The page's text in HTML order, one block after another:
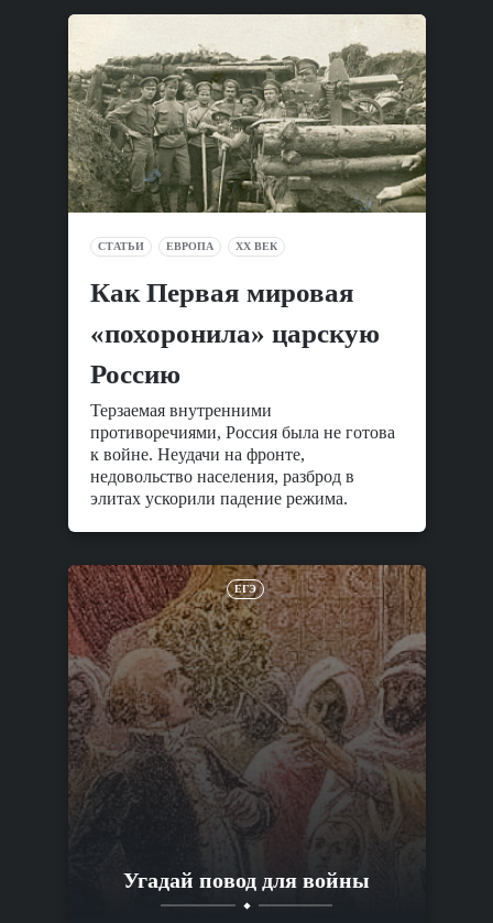
СТАТЬИ ЕВРОПА XX ВЕК
Как Первая мировая
«похоронила» царскую
Россию
Терзаемая внутренними
противоречиями, Россия была не готова
к войне. Неудачи на фронте,
недовольство населения, разброд в
элитах ускорили падение режима.
ЕГЭ
Угадай повод для войны